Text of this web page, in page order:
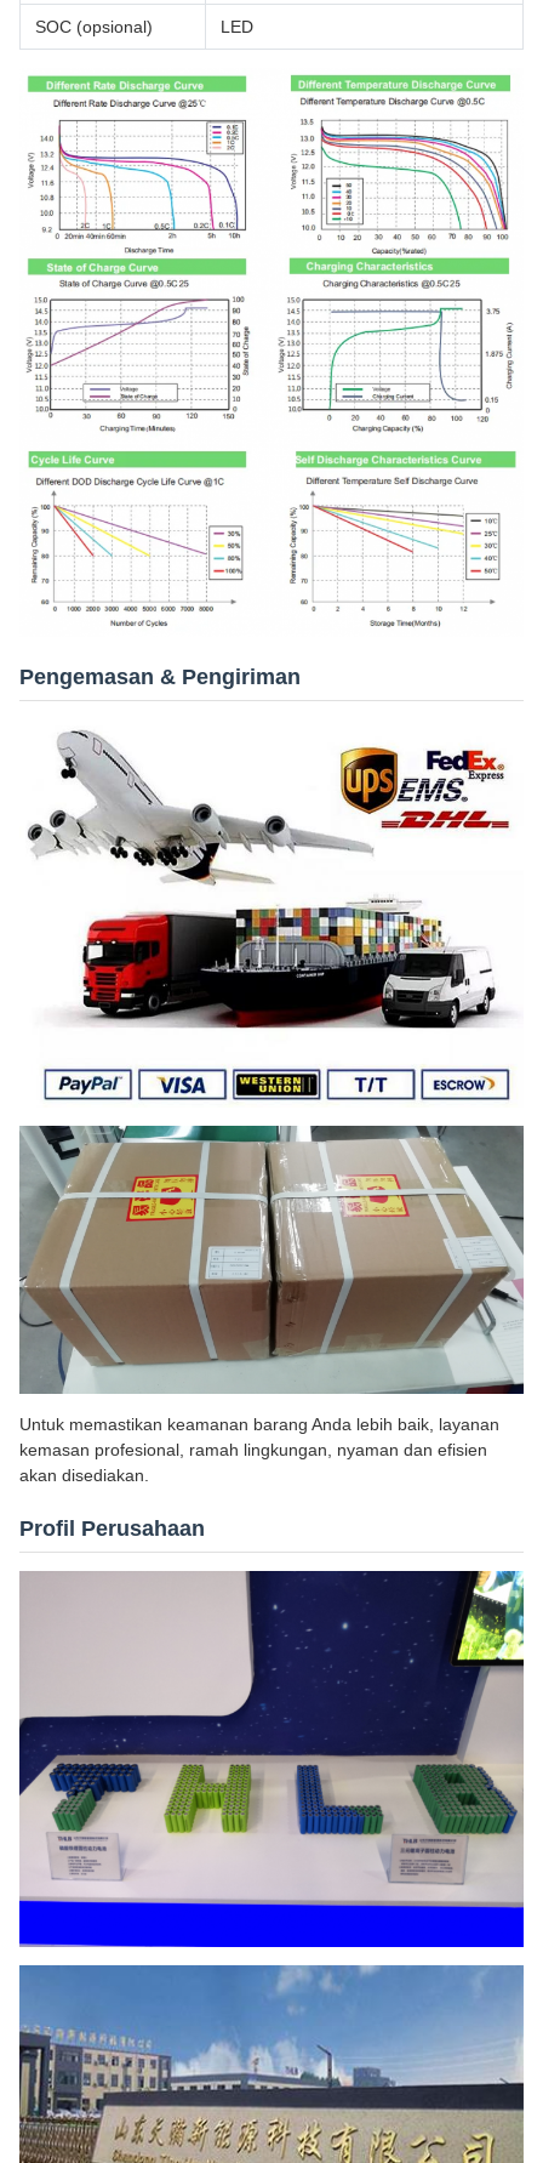
SOC (opsional) LED
Pengemasan & Pengiriman
Untuk memastikan keamanan barang Anda lebih baik, layanan
kemasan profesional, ramah lingkungan, nyaman dan efisien
akan disediakan.
Profil Perusahaan